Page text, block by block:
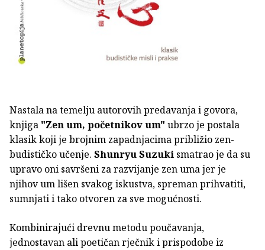
Nastala na temelju autorovih predavanja i govora,
knjiga "Zen um, početnikov um" ubrzo je postala
klasik koji je brojnim zapadnjacima približio zen-
budističko učenje. Shunryu Suzuki smatrao je da su
upravo oni savršeni za razvijanje zen uma jer je
njihov um lišen svakog iskustva, spreman prihvatiti,
sumnjati i tako otvoren za sve mogućnosti.
Kombinirajući drevnu metodu poučavanja,
jednostavan ali poetičan rječnik i prispodobe iz